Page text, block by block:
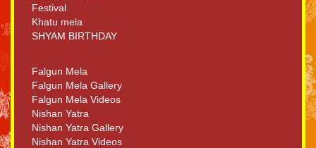
Festival
Khatu mela
SHYAM BIRTHDAY
Falgun Mela
Falgun Mela Gallery
Falgun Mela Videos
Nishan Yatra
Nishan Yatra Gallery
Nishan Yatra Videos